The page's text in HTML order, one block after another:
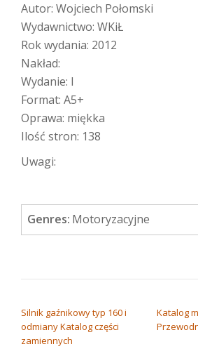
Autor: Wojciech Połomski
Wydawnictwo: WKiŁ
Rok wydania: 2012
Nakład:
Wydanie: I
Format: A5+
Oprawa: miękka
Ilość stron: 138
Uwagi:
Genres: Motoryzacyjne
Silnik gaźnikowy typ 160 i
odmiany Katalog części
zamiennych
Katalog